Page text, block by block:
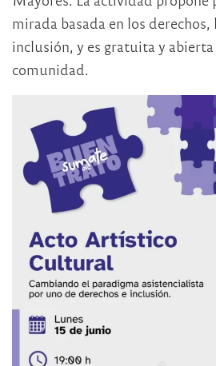
mirada basada en los
inclusión, y es gratuita y
comunidad.